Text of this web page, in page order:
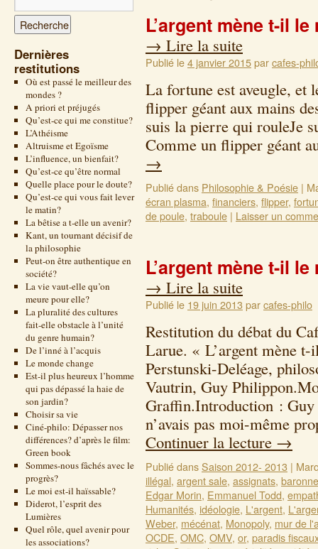
Dernières
restitutions
Où est passé le meilleur des
mondes ?
A priori et préjugés
Qu’est-ce qui me constitue?
L’Athéisme
Altruisme et Egoïsme
L’influence, un bienfait?
Qu’est-ce qu’être normal
Quelle place pour le doute?
Qu’est-ce qui vous fait lever
le matin?
La bêtise a t-elle un avenir?
Kant, un tournant décisif de
la philosophie
Peut-on être authentique en
société?
La vie vaut-elle qu’on
meure pour elle?
La pluralité des cultures
fait-elle obstacle à l’unité
du genre humain?
De l’inné à l’acquis
Le monde change
Est-il plus heureux l’homme
qui pas dépassé la haie de
son jardin?
Choisir sa vie
Ciné-philo: Dépasser nos
différences? d’après le film:
Green book
Sommes-nous fâchés avec le
progrès?
Le moi est-il haïssable?
Diderot, l’esprit des
Lumières
Quel rôle, quel avenir pour
les associations?
L’argent mène t-il
→ Lire la suite
Publié le4 janvier 2015parcafes-
La fortune est aveugle, et
flipper géant aux mains
suis la pierre qui rouleJe
Comme un flipper géant
→
Publié dans Philosophie & Poésie |
écran plasma, financiers, flipper,
de poule, traboule | Laisser un
L’argent mène t-il
→ Lire la suite
Publié le 19 juin 2013parcafes-philo
Restitution du débat du
Larue. « L’argent mène
Perstunski-Deléage,
Vautrin, Guy
Graffin.Introduction :
n’avais pas moi-même
Continuer la lecture →
Publié dansSaison 2012- 2013 |
illégal, argent sale, assignats,
Edgar Morin, Emmanuel Todd,
Humanités, idéologie, L'argent,
Weber, mécénat, Monopoly, mur de
OCDE, OMC, OMV, or, paradis